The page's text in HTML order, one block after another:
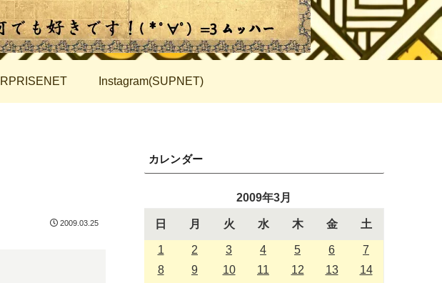
Instagram(SUPNET)
2009.03.25
カレンダー
2009年3月
日 月 火 水 木 金 土
1 2 3 4 5 6
7
8
9 10 11 12 13
14